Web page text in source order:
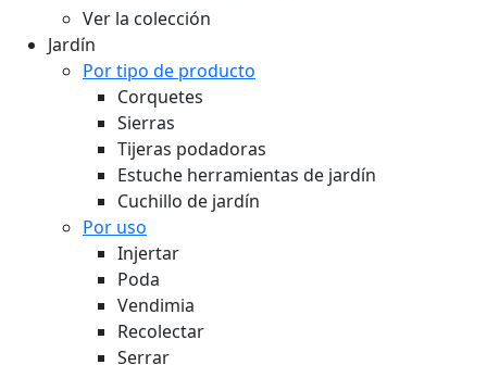
Ver la colección
Jardín
Por tipo de producto
Corquetes
Sierras
Tijeras podadoras
Estuche herramientas de jardín
Cuchillo de jardín
Por uso
Injertar
Poda
Vendimia
Recolectar
Serrar